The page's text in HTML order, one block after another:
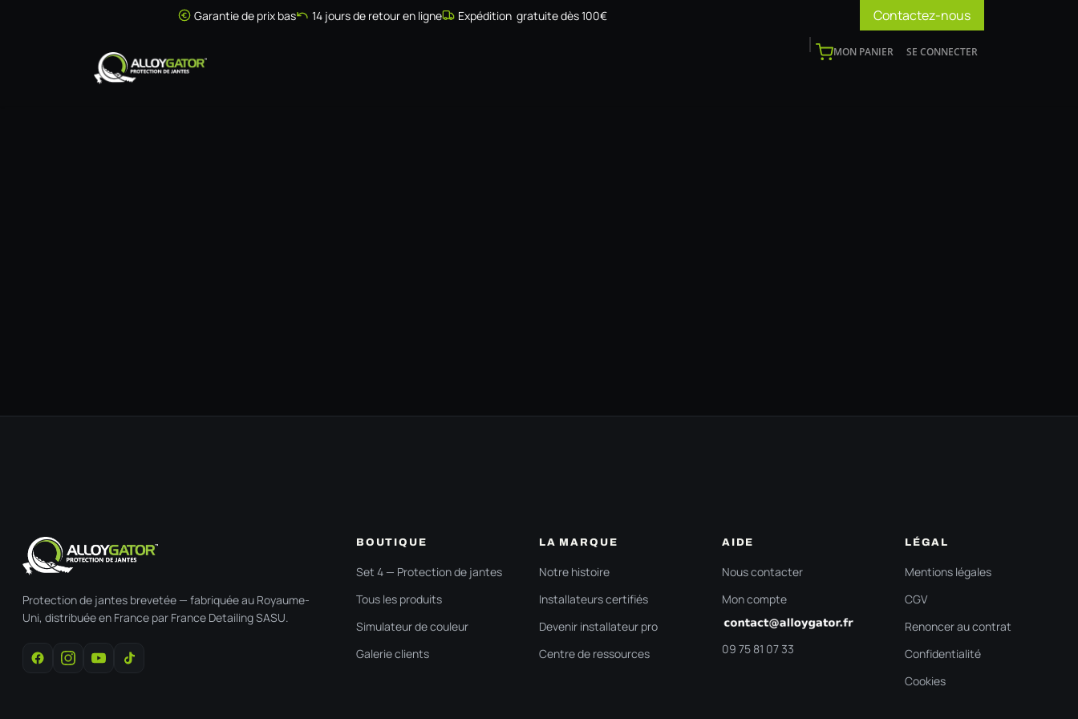
Garantie de prix bas 14 jours de retour en ligne Expédition gratuite dès 100€ Contactez-nous
MON PANIER SE CONNECTER
Protection de jantes brevetée — fabriquée au Royaume-
Uni, distribuée en France par France Detailing SASU.
BOUTIQUE
Set 4 — Protection de jantes
Tous les produits
Simulateur de couleur
Galerie clients
LA MARQUE
Notre histoire
Installateurs certifiés
Devenir installateur pro
Centre de ressources
AIDE
Nous contacter
Mon compte
09 75 81 07 33
LÉGAL
Mentions légales
CGV
Renoncer au contrat
Confidentialité
Cookies